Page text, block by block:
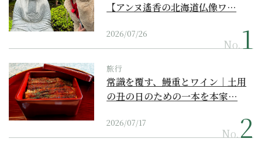
【アンヌ遙香の北海道仏像ワ…
2026/07/26
No.
旅行
常識を覆す、鰻重とワイン｜土用
の丑の日のための一本を本家…
2026/07/17
No.